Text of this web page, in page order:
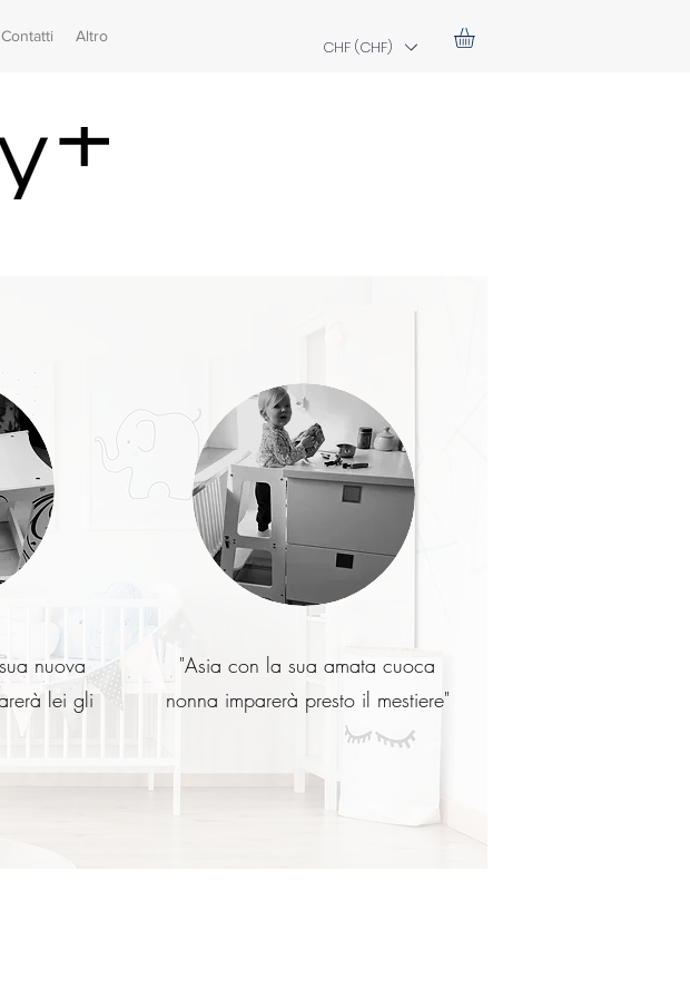
Contatti Altro
CHF (CHF)
nuova
lei gli
"Asia con la sua amata cuoca
nonna imparerà presto il mestiere"